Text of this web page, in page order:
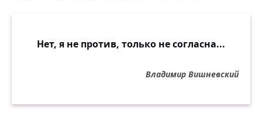
Нет, я не против, только не согласна...
Владимир Вишневский